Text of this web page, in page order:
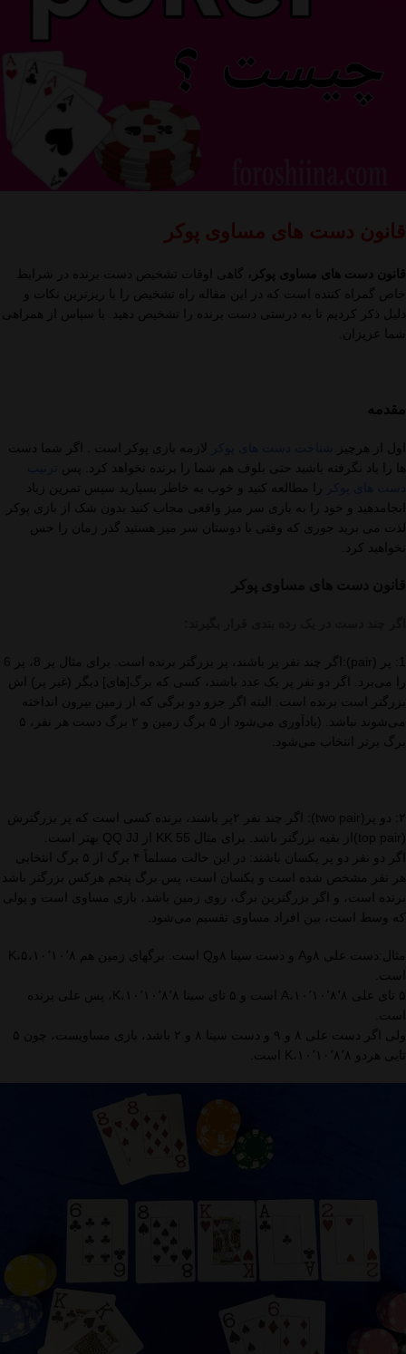
قانون دست های مساوی پوکر
قانون دست های مساوی پوکر، گاهی اوقات تشخیص دست برنده در شرایط
خاص گمراه کننده است که در این مقاله راه تشخیص را با ریزترین نکات و
دلیل ذکر کردیم تا به درستی دست برنده را تشخیص دهید. با سپاس از همراهی
شما عزیزان.
مقدمه
اول از هرچیز
لازمه بازی پوکر است . اگر شما دست
ها را یاد نگرفته باشید حتی بلوف هم شما را برنده نخواهد کرد. پس
را مطالعه کنید و خوب به خاطر بسپارید سپس تمرین زیاد
انجامدهید و خود را به بازی سر میز واقعی مجاب کنید بدون شک از بازی پوکر
لذت می برید جوری که وقتی با دوستان سر میز هستید گذر زمان را حس
نخواهید کرد.
1: پر (pair):اگر چند نفر پر باشند، پر بزرگتر برنده است. برای مثال پر 8، پر 6
را می‌برد. اگر دو نفر پر یک عدد باشند، کسی که برگ[های] دیگر (غیر پر) اش
بزرگتر است برنده است. البته اگر جزو دو برگی که از زمین بیرون انداخته
می‌شوند نباشد. (یادآوری می‌شود از ۵ برگ زمین و ۲ برگ دست هر نفر، ۵
برگ برتر انتخاب می‌شود.
۲: دو پر(two pair): اگر چند نفر ۲پر باشند، برنده کسی است که پر بزرگترش
اگر دو نفر دو پر یکسان باشند: در این حالت مسلماً ۴ برگ از ۵ برگ انتخابی
هر نفر مشخص شده است و یکسان است، پس برگ پنجم هرکس بزرگتر باشد
برنده است، و اگر بزرگترین برگ، روی زمین باشد، بازی مساوی است و پولی
که وسط است، بین افراد مساوی تقسیم می‌شود.
مثال:دست علی ۸وA و دست سینا ۸وQ است. برگهای زمین هم ۱۰٬۱۰٬۸،K،۵
است.
۵ تای علی ۱۰٬۱۰٬۸٬۸،A است و ۵ تای سینا ۱۰٬۱۰٬۸٬۸،K، پس علی برنده
است.
ولی اگر دست علی ۸ و ۹ و دست سینا ۸ و ۲ باشد، بازی مساویست، چون ۵
تایی هردو ۱۰٬۱۰٬۸٬۸،K است.